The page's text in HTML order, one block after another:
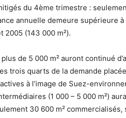
du 4ème trimestre :
annuelle demeure supérieure à
2005 (143 000 m²).
de 5 000 m² auront continué
trois quarts de la demande
à l’image de Suez-
(1 000 – 5 000 m²)
30 600 m²